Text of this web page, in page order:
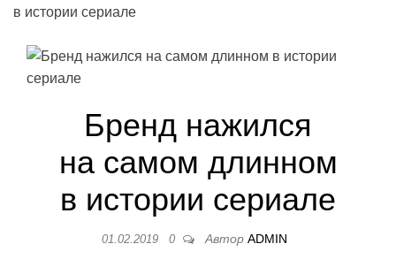
в истории сериале
Бренд нажился
на самом длинном
в истории сериале
01.02.2019 0 Автор ADMIN